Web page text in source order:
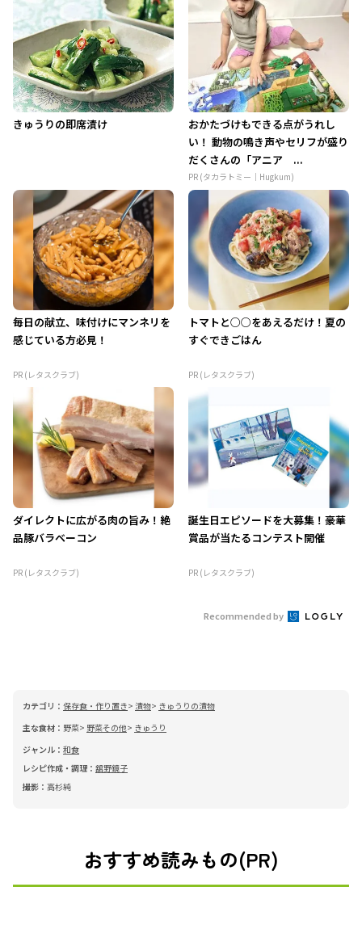
きゅうりの即席漬け
おかたづけもできる点がうれし
い！ 動物の鳴き声やセリフが盛り
だくさんの「アニア ...
PR (タカラトミー｜Hugkum)
毎日の献立、味付けにマンネリを
感じている方必見！
PR (レタスクラブ)
トマトと○○をあえるだけ！夏の
すぐできごはん
PR (レタスクラブ)
ダイレクトに広がる肉の旨み！絶
品豚バラベーコン
PR (レタスクラブ)
誕生日エピソードを大募集！豪華
賞品が当たるコンテスト開催
PR (レタスクラブ)
Recommended by
カテゴリ： 保存食・作り置き 漬物
きゅうりの漬物
主な食材： 野菜 野菜その他
きゅうり
ジャンル： 和食
レシピ作成・調理： 舘野鏡子
撮影： 高杉純
おすすめ読みもの(PR)